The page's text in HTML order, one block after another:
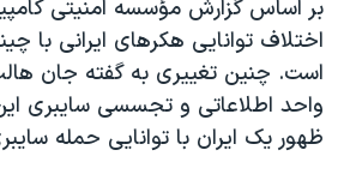
بر اساس گزارش مؤسسه امنیتی
اختلاف توانایی هکرهای ایرانی با
است. چنین تغییری به گفته جان
واحد اطلاعاتی و تجسسی سایبری
ظهور یک ایران با توانایی حمله